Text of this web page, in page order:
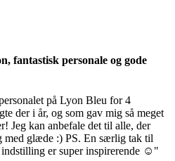
fantastisk personale og gode
på Lyon Bleu for 4
der i år, og som gav mig så meget
Jeg kan anbefale det til alle, der
med glæde :) PS. En særlig tak til
er super inspirerende ☺️"